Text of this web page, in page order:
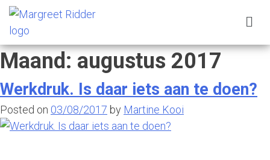
Maand: augustus 2017
Werkdruk. Is daar iets aan te doen?
Posted on 03/08/2017 by Martine Kooi